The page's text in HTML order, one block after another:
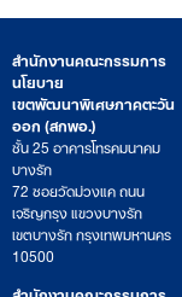
สำนักงานคณะกรรมการ
นโยบาย
เขตพัฒนาพิเศษภาคตะวัน
ออก (สกพอ.)
ชั้น 25 อาคารโทรคมนาคม
บางรัก
72 ซอยวัดม่วงแค ถนน
เจริญกรุง แขวงบางรัก
เขตบางรัก กรุงเทพมหานคร
10500